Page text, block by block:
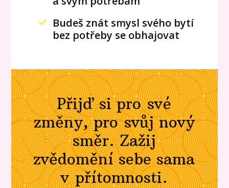
Budeš znát smysl svého bytí
bez potřeby se obhajovat
Přijď si pro své
změny, pro svůj nový
směr. Zažij
zvědomění sebe sama
v přítomnosti.